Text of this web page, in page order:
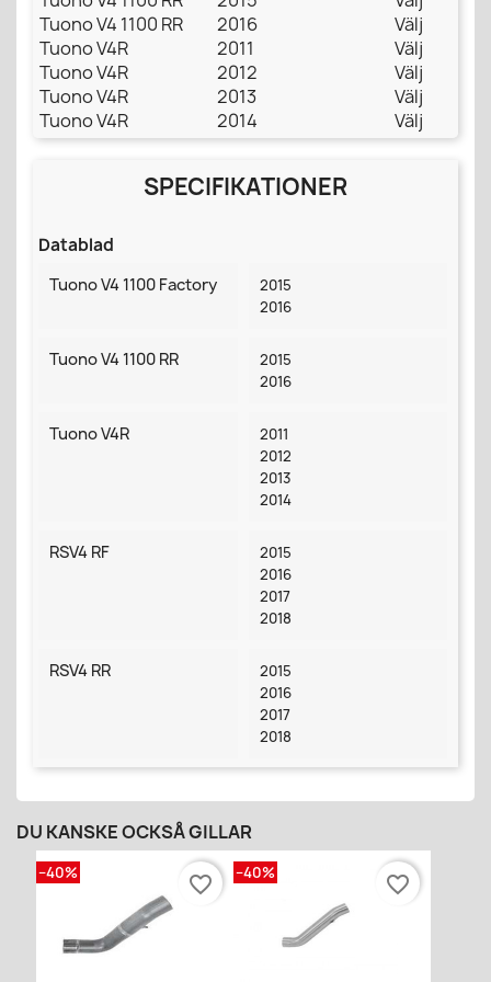
Tuono V4 1100 RR
2016
Välj
Tuono V4R
2011
Välj
Tuono V4R
2012
Välj
Tuono V4R
2013
Välj
Tuono V4R
2014 Välj
SPECIFIKATIONER
Datablad
Tuono V4 1100 Factory
2015
2016
Tuono V4 1100 RR
2015
2016
Tuono V4R
2011
2012
2013
2014
RSV4 RF
2015
2016
2017
2018
RSV4 RR
2015
2016
2017
2018
DU KANSKE OCKSÅ GILLAR
−40% favorite_border −40% favorite_border